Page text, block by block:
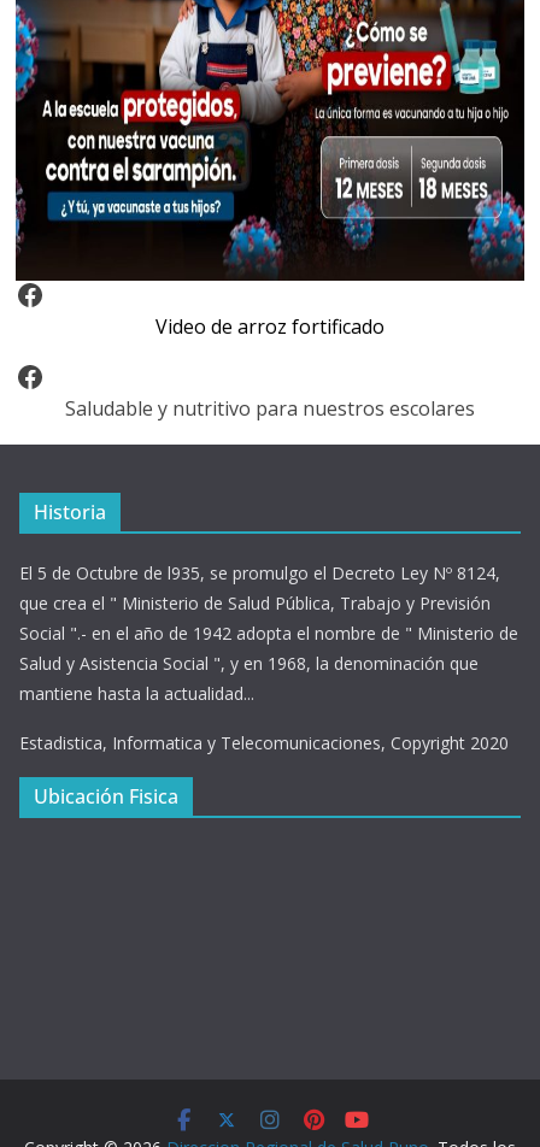
Video Arroz Fortificado
Video de arroz fortificado
Facebook
Saludable y nutritivo para nuestros escolares
Historia
El 5 de Octubre de l935, se promulgo el Decreto Ley Nº 8124,
que crea el " Ministerio de Salud Pública, Trabajo y Previsión
Social ".- en el año de 1942 adopta el nombre de " Ministerio de
Salud y Asistencia Social ", y en 1968, la denominación que
mantiene hasta la actualidad...
Estadistica, Informatica y Telecomunicaciones, Copyright 2020
Ubicación Fisica